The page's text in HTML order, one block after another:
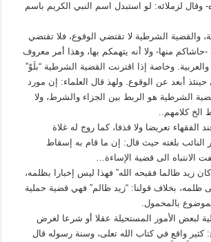
وقال لزملائه: لو استبدل اسم النبي الكريم باسم
الشرطية لا تقتضي الوقوع، فلا تقتضي
حاشاكم منها- ولا أنه يتهمكم بها، وهذا أمر معروف
وخاصة إذا اقترنت القضية الشرطية “بلَوْ”
حينئذ أبعد عن الوقوع. ولهذ قال العلماء: إن مورد
الشرطية هو الربط بين الجزاء والشرط، ولا
الخ كلامهم..
الفقهاء تعريضا ولا قذفا، كما روج له غلاة
النائب بلغته حيث قال: إن ما قام به إسقاط
الانتباه الى قضية الإساءة…
زيد ظالما فقبحه الله” فهذا ليس إخبارا بظلمه،
ظلمه، بخلاف قولنا: “زيد ظالم” فهي قضية حملية
بالمحمول.
لبعض الأمور المستحيلة عقلا أو شرعا لغرض
كثير واقع في كتاب الله تعلى، وسنة رسوله قال